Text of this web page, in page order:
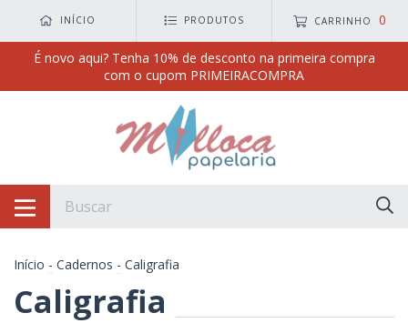
INÍCIO PRODUTOS CARRINHO 0
É novo aqui? Tenha 10% de desconto na primeira compra
com o cupom PRIMEIRACOMPRA
Início - Cadernos - Caligrafia
Caligrafia